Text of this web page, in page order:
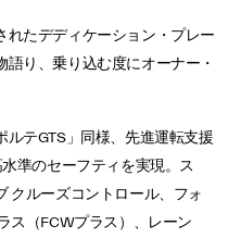
れたデディケーション・プレー
語り、乗り込む度にオーナー・
テGTS」同様、先進運転支援
準のセーフティを実現。ス
クルーズコントロール、フォ
ス（FCWプラス）、レーン